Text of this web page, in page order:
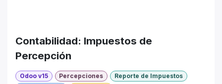
Contabilidad: Impuestos de
Percepción
Odoo v15 Percepciones
Reporte de Impuestos